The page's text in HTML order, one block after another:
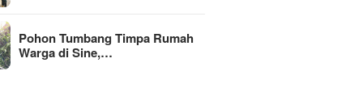
Pohon Tumbang Timpa Rumah
Warga di Sine,…